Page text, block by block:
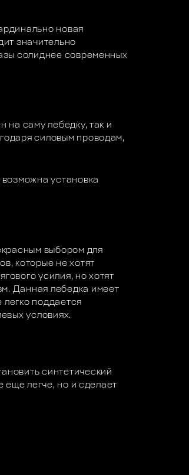
новая
значительно
солиднее современных
на саму лебедку, так и
силовым проводам,
установка
выбором для
которые не хотят
усилия, но хотят
Данная лебедка имеет
поддается
условиях.
синтетический
еще легче, но и сделает